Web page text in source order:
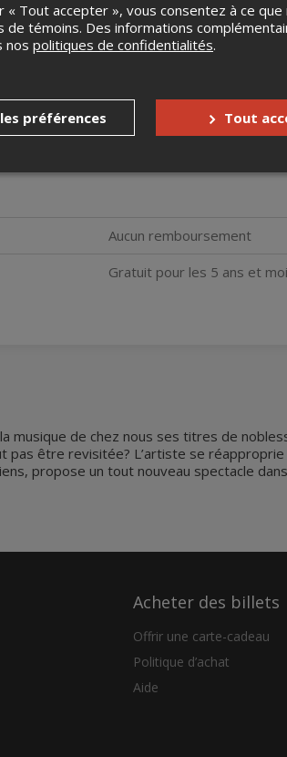
une table pour souper avant le spectacle
Aucun remboursement
Gratuit pour les 5 ans et
musique de chez nous ses titres de
être revisitée? L’artiste se
propose un tout nouveau spectacle
Acheter des billets
Offrir une carte-cadeau
Politique d’achat
Aide
« Tout accepter », vous consentez à ce que
de témoins. Des informations
nos politiques de confidentialités.
préférences Tout